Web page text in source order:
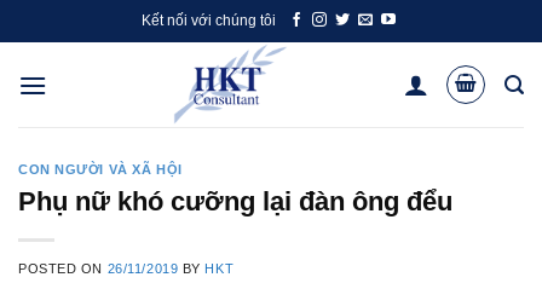
to
content
Kết nối với chúng tôi
CON NGƯỜI VÀ XÃ HỘI
Phụ nữ khó cưỡng lại đàn ông đểu
POSTED ON 26/11/2019 BY HKT